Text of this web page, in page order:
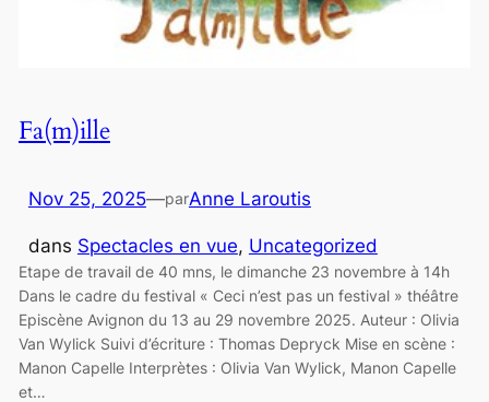
Fa(m)ille
Nov 25, 2025—parAnne Laroutis
dans Spectacles en vue, Uncategorized
Etape de travail de 40 mns, le dimanche 23 novembre à 14h
Dans le cadre du festival « Ceci n’est pas un festival » théâtre
Episcène Avignon du 13 au 29 novembre 2025. Auteur : Olivia
Van Wylick Suivi d’écriture : Thomas Depryck Mise en scène :
Manon Capelle Interprètes : Olivia Van Wylick, Manon Capelle
et…